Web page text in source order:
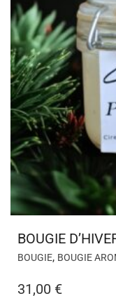
BOUGIE
BOUGIE, BOUGIE
31,00 €